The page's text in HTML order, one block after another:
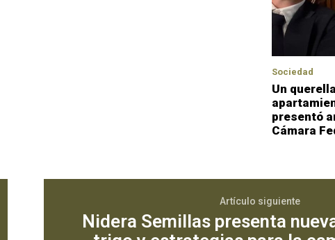
Sociedad
Un
presentó
Cámara
Artículo siguiente
Nidera Semillas presenta